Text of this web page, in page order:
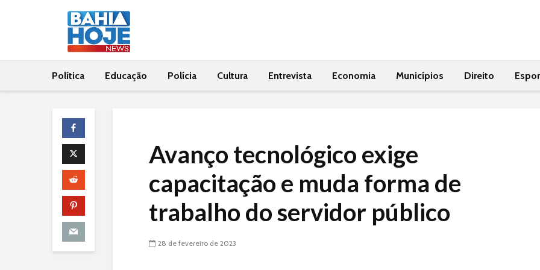
Política Educação Polícia Cultura Entrevista Economia Municípios Direito
Avanço tecnológico exige
capacitação e muda forma de
trabalho do servidor público
28 de fevereiro de 2023